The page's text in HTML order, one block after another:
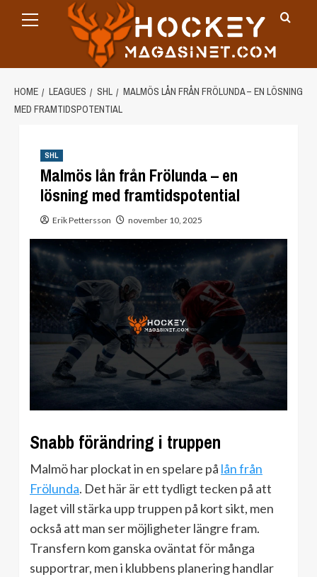
Menu
HOME LEAGUES SHL
MALMÖS LÅN FRÅN FRÖLUNDA – EN LÖSNING
MED FRAMTIDSPOTENTIAL
SHL
Malmös lån från Frölunda – en
lösning med framtidspotential
Erik Pettersson november 10, 2025
Snabb förändring i truppen
Malmö har plockat in en spelare på lån från
Frölunda. Det här är ett tydligt tecken på att
laget vill stärka upp truppen på kort sikt, men
också att man ser möjligheter längre fram.
Transfern kom ganska oväntat för många
supportrar, men i klubbens planering handlar